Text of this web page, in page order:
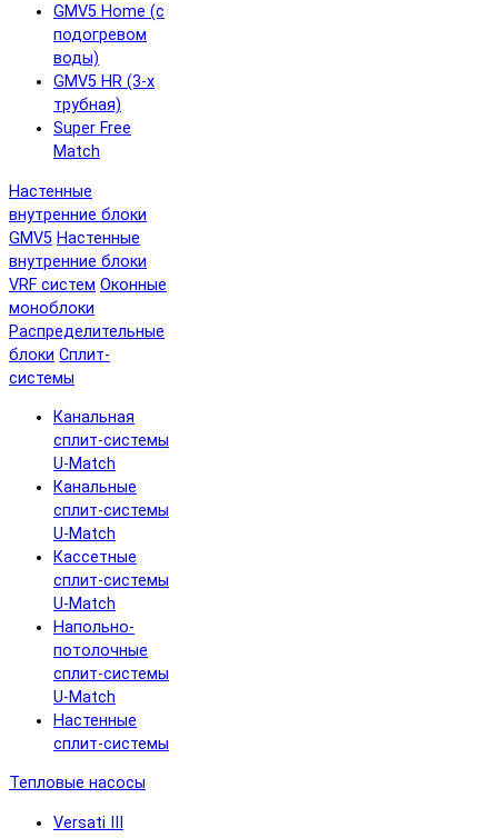
GMV5 Home (с
подогревом
воды)
GMV5 HR (3-х
трубная)
Super Free
Match
Настенные
внутренние блоки
GMV5 Настенные
внутренние блоки
VRF систем Оконные
моноблоки
Распределительные
блоки Сплит-
системы
Канальная
сплит-системы
U-Match
Канальные
сплит-системы
U-Match
Кассетные
сплит-системы
U-Match
Напольно-
потолочные
сплит-системы
U-Match
Настенные
сплит-системы
Тепловые насосы
Versati III